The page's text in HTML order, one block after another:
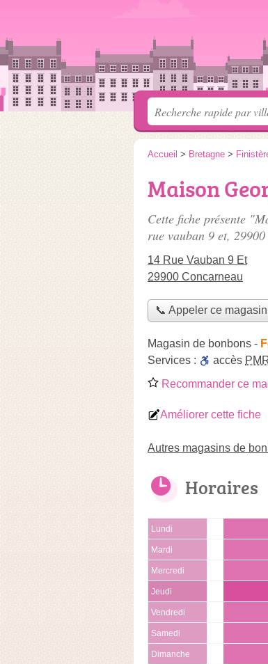
Accueil > Bretagne >
Maison
Cette fiche présente
rue vauban 9 et,
14 Rue Vauban 9 Et
29900 Concarneau
📞 Appeler ce
Magasin de bonbons -
Services :
accès
Recommander ce
Améliorer cette fiche
Autres magasins de
Horaires
Lundi
Mardi
Mercredi
Jeudi
Vendredi
Samedi
Dimanche